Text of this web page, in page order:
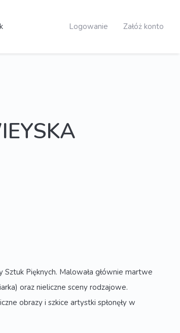
Logowanie Załóż konto
Pięknych. Malowała głównie martwe
oraz nieliczne sceny rodzajowe.
obrazy i szkice artystki spłonęły w